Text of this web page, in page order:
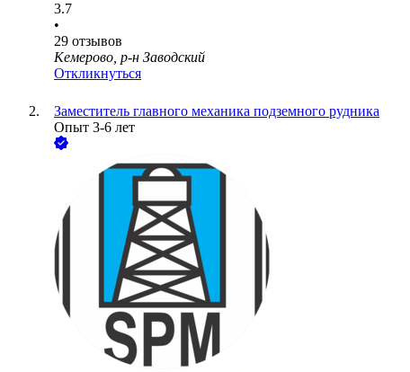
3.7
•
29 отзывов
Кемерово, р-н Заводский
Откликнуться
Заместитель главного механика подземного рудника
Опыт 3-6 лет